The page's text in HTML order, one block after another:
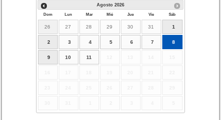
Agosto 2026
Dom Lun Mar Mié Jue Vie Sáb
26 27 28 29 30 31 1
2 3 4 5 6 7 8
9 10 11